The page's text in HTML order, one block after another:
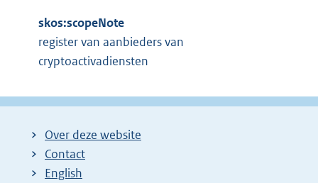
skos:scopeNote
register van aanbieders van
cryptoactivadiensten
Over deze website
Contact
English